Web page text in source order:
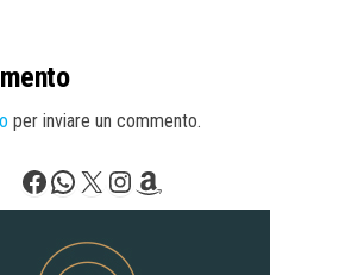
per inviare un commento.
Facebook
WhatsApp
X Instagram
Amazon